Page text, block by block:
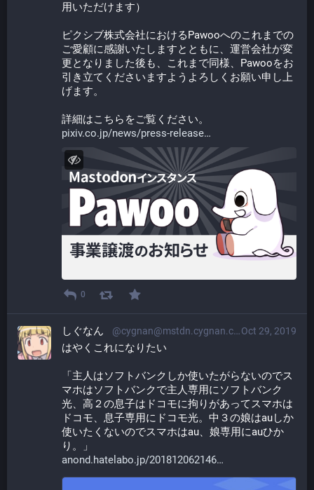
用いただけます）
ピクシブ株式会社におけるPawooへのこれまでの
ご愛顧に感謝いたしますとともに、運営会社が変
更となりました後も、これまで同様、Pawooをお
引き立てくださいますようよろしくお願い申し上
げます。
詳細はこちらをご覧ください。
pixiv.co.jp/news/press-release
0
Oct 29, 2019
しぐなん @cygnan@mstdn.cygnan.com
はやくこれになりたい
「主人はソフトバンクしか使いたがらないのでス
マホはソフトバンクで主人専用にソフトバンク
光、高２の息子はドコモに拘りがあってスマホは
ドコモ、息子専用にドコモ光。中３の娘はauしか
使いたくないのでスマホはau、娘専用にauひか
り。」
anond.hatelabo.jp/201812062146